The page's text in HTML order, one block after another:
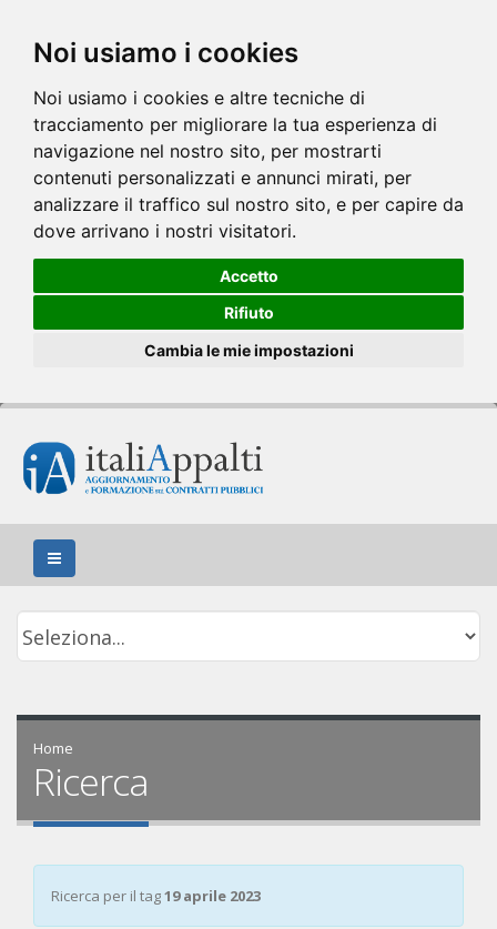
Noi usiamo i cookies
Noi usiamo i cookies e altre tecniche di
tracciamento per migliorare la tua esperienza di
navigazione nel nostro sito, per mostrarti
contenuti personalizzati e annunci mirati, per
analizzare il traffico sul nostro sito, e per capire da
dove arrivano i nostri visitatori.
Accetto
Rifiuto
Cambia le mie impostazioni
Home
Ricerca
Ricerca per il tag19 aprile 2023